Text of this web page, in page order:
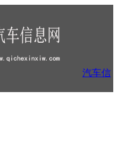
汽车信